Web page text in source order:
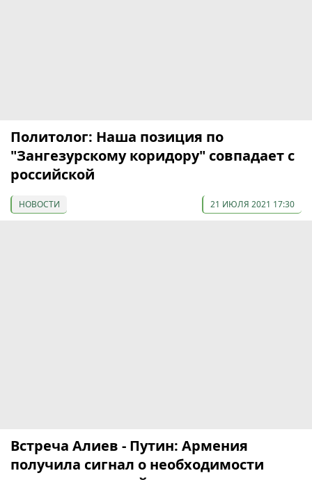
Политолог: Наша позиция по
"Зангезурскому коридору" совпадает с
российской
НОВОСТИ 21 ИЮЛЯ 2021 17:30
Встреча Алиев - Путин: Армения
получила сигнал о необходимости